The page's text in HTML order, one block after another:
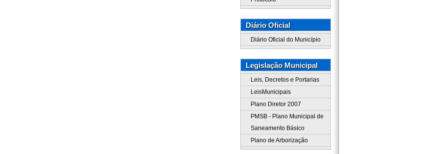
Diário Oficial
Diário Oficial do Município
Legislação Municipal
Leis, Decretos e Portarias
LeisMunicipais
Plano Diretor 2007
PMSB - Plano Municipal de
Saneamento Básico
Plano de Arborização